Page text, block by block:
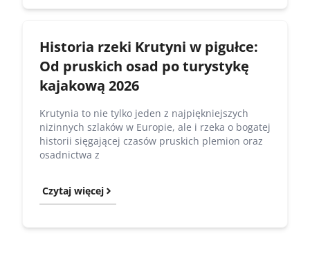
Historia rzeki Krutyni w pigułce:
Od pruskich osad po turystykę
kajakową 2026
Krutynia to nie tylko jeden z najpiękniejszych
nizinnych szlaków w Europie, ale i rzeka o bogatej
historii sięgającej czasów pruskich plemion oraz
osadnictwa z
Czytaj więcej